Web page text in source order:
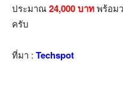
ประมาณ24,000 บาทพร้อม
ครับ
ที่มา : Techspot